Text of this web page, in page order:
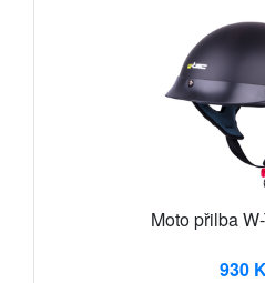
Moto přilba
930